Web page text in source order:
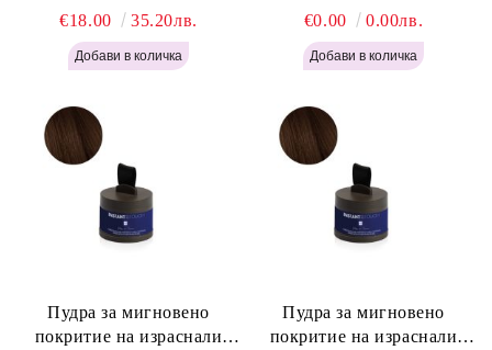
корени Русо - Labor Pro
Instant Retouch Powder -
Blonde H645
€18.00 35.20лв.
корени Светло Кафяво -
Labor Pro Instant Retouch
Powder - Light Brown H644
€0.00 0.00лв.
Пудра за мигновено
покритие на израснали
Пудра за мигновено
покритие на израснали